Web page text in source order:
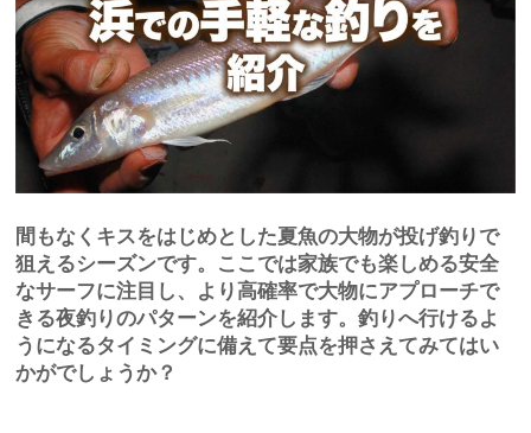
間もなくキスをはじめとした夏魚の大物が投げ釣りで
狙えるシーズンです。ここでは家族でも楽しめる安全
なサーフに注目し、より高確率で大物にアプローチで
きる夜釣りのパターンを紹介します。釣りへ行けるよ
うになるタイミングに備えて要点を押さえてみてはい
かがでしょうか？